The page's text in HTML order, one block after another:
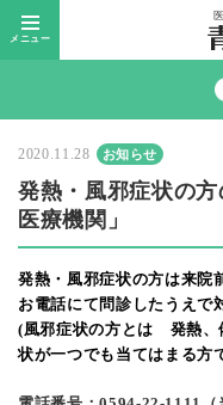
メニュー
2020.11.28 お知らせ
発熱・風邪症状の
医療機関」
発熱・風邪症状の方は来院
お電話にて問診したうえで
(風邪症状の方とは 発熱、
状が一つでも当てはまる方